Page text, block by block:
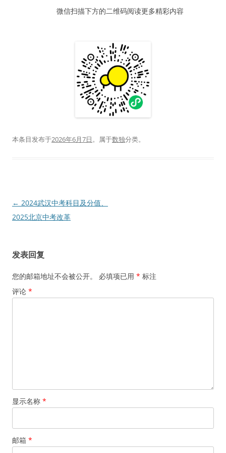
微信扫描下方的二维码阅读更多精彩内容
本条目发布于2026年6月7日 。属于数独分类。
文
章
← 2024武汉中考科目及分值、
2025北京中考改革
发表回复
您的邮箱地址不会被公开。 必填项已用 * 标注
评论 *
显示名称 *
邮箱 *